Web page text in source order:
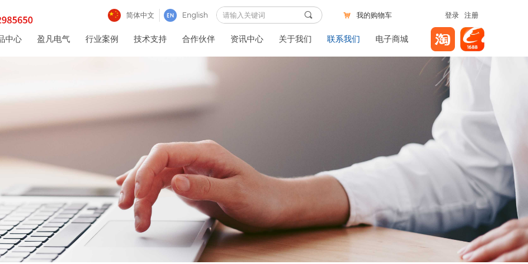
中心 盈凡电气 行业案例 技术支持 合作伙伴 资讯中心 关于我们 联系我们 电子商城
登录 注册
낙 我的购物车
끠
简体中文 English